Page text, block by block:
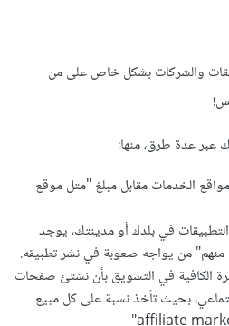
والشركات بشكل خاص على من
عدة طرق، منها:
الخدمات مقابل مبلغ "متل موقع
في بلدك أو مدينتك، يوجد
منهم" من يواجه صعوبة في نشر تطبيقه.
الكافية في التسويق بأن نشتئ صفحات
بحيث تأخذ نسبة على كل مبيع